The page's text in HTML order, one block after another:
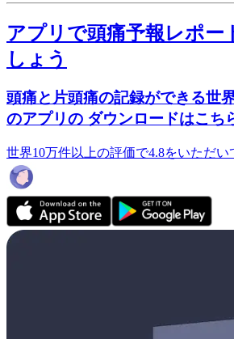
アプリで頭痛予報レポー
しょう
頭痛と片頭痛の記録ができる世
のアプリの ダウンロードはこち
世界10万件以上の評価で4.8をいただい